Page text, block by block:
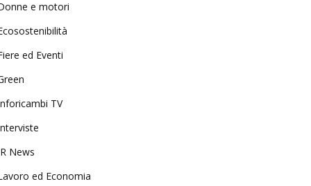
e motori
ed Eventi
TV
News
ed Economia